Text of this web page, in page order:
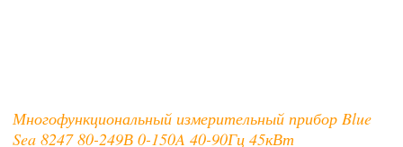
Многофункциональный измерительный прибор Blue
Sea 8247 80-249В 0-150A 40-90Гц 45кВт